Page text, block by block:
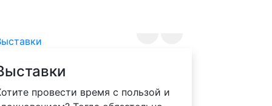
провести время с пользой и